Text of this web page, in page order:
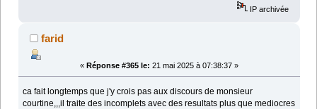
IP archivée
farid
« Réponse #365 le: 21 mai 2025 à 07:38:37 »
ca fait longtemps que j'y crois pas aux discours de monsieur
courtine,,,il traite des incomplets avec des resultats plus que mediocres